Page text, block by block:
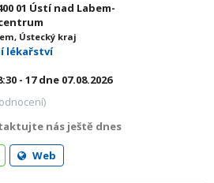
01 Ústí nad Labem-
Ústecký kraj
lékařství
- 17dne 07.08.2026
nás ještě dnes
Web